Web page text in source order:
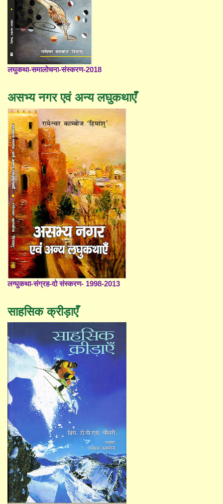
लघुकथा-समालोचना-संस्करण-2018
असभ्य नगर एवं अन्य लघुकथाएँ
लग्घुकथा-संग्रह-दो संस्करण- 1998-2013
साहसिक क्रीड़ाएँ